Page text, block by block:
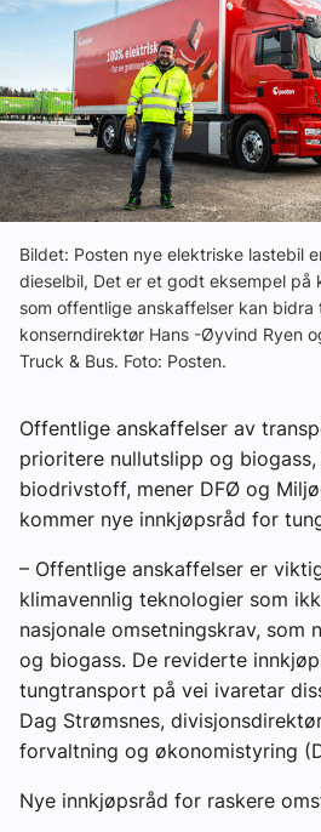
Tips oss
Ledige stillinger
eBlad
Aktivitetskalender
Bransjekommentar
Aktuelle prosjekter
Bildet: Posten nye elektriske lastebil
dieselbil, Det er et godt eksempel på
som offentlige anskaffelser kan bidra
konserndirektør Hans -Øyvind Ryen
Truck & Bus. Foto: Posten.
Offentlige anskaffelser av
prioritere nullutslipp og
biodrivstoff, mener DFØ og
kommer nye innkjøpsråd for
– Offentlige anskaffelser er
klimavennlig teknologier som
nasjonale omsetningskrav, som
og biogass. De reviderte
tungtransport på vei ivaretar
Dag Strømsnes,
forvaltning og økonomistyring
Nye innkjøpsråd for raskere